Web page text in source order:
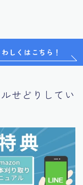
わしくはこちら！
せどりしてい